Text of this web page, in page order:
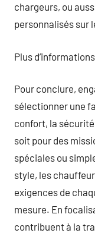
chargeurs, ou
personnalisés sur
Plus
Pour conclure,
sélectionner une
confort, la
soit pour des
spéciales ou
style, les
exigences de
mesure. En
contribuent à la